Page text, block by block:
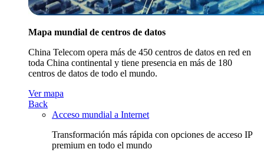
Mapa mundial de centros de datos
China Telecom opera más de 450 centros de datos en red en
toda China continental y tiene presencia en más de 180
centros de datos de todo el mundo.
Ver mapa
Back
Acceso mundial a Internet
Transformación más rápida con opciones de acceso IP
premium en todo el mundo